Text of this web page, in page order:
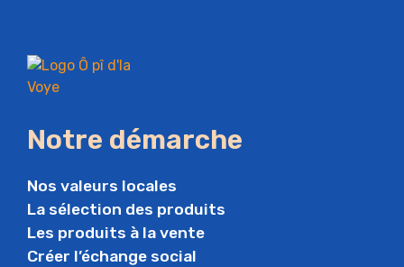
Notre démarche
Nos valeurs locales
La sélection des produits
Les produits à la vente
Créer l’échange social